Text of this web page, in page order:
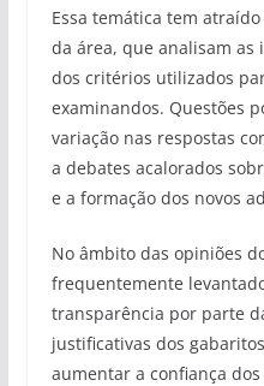
Essa temática tem
da área, que analisam as
dos critérios utilizados
examinandos. Questões
variação nas respostas
a debates acalorados
e a formação dos novos
No âmbito das opiniões
frequentemente
transparência por parte
justificativas dos
aumentar a confiança